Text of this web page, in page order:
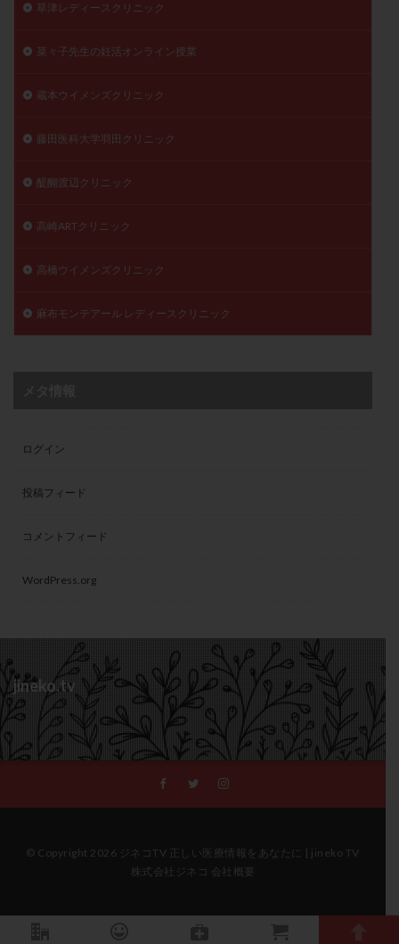
草津レディースクリニック
菜々子先生の妊活オンライン授業
蔵本ウイメンズクリニック
藤田医科大学羽田クリニック
醍醐渡辺クリニック
高崎ARTクリニック
高橋ウイメンズクリニック
麻布モンテアール レディースクリニック
ログイン
投稿フィード
コメントフィード
WordPress.org
jineko.tv
© Copyright 2026 ジネコTV 正しい医療情報をあなたに | jineko TV
株式会社ジネコ 会社概要